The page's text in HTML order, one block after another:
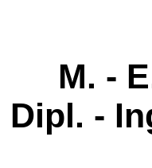
M. -
Dipl. -